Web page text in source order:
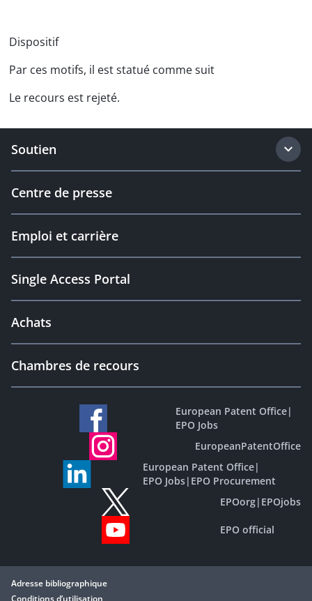
Dispositif
Par ces motifs, il est statué comme suit
Le recours est rejeté.
Soutien
Centre de presse
Emploi et carrière
Single Access Portal
Achats
Chambres de recours
European Patent Office|
EPO Jobs
EuropeanPatentOffice
European Patent Office|
EPO Jobs| EPO Procurement
EPOorg| EPOjobs
EPO official
Adresse bibliographique
Conditions d’utilisation